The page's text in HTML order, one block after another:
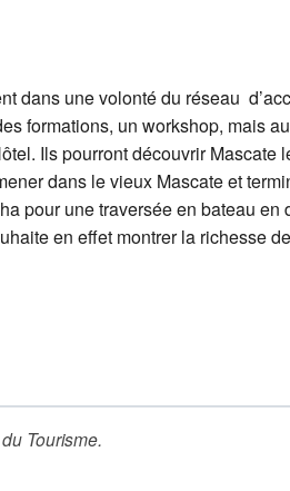
dans une volonté du réseau
formations, un workshop, mais
Ils pourront découvrir
dans le vieux Mascate et
pour une traversée en bateau
en effet montrer la richesse
Tourisme.